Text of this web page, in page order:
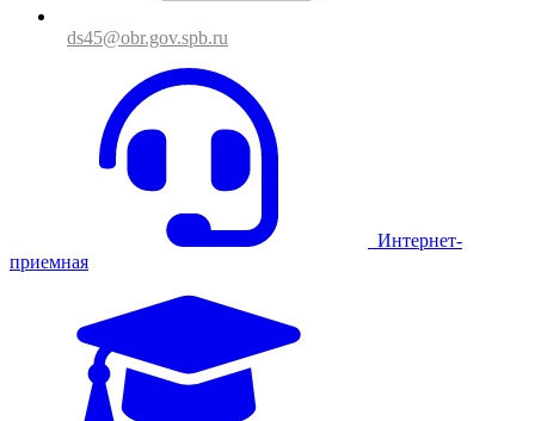
ds45@obr.gov.spb.ru
Интернет-
приемная